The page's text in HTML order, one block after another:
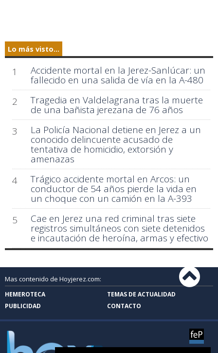
Lo más visto...
1 Accidente mortal en la Jerez-Sanlúcar: un
fallecido en una salida de vía en la A-480
2
Tragedia en Valdelagrana tras la muerte
de una bañista jerezana de 76 años
3
La Policía Nacional detiene en Jerez a un
conocido delincuente acusado de
tentativa de homicidio, extorsión y
amenazas
4
Trágico accidente mortal en Arcos: un
conductor de 54 años pierde la vida en
un choque con un camión en la A-393
5
Cae en Jerez una red criminal tras siete
registros simultáneos con siete detenidos
e incautación de heroína, armas y efectivo
Mas contenido de Hoyjerez.com:
HEMEROTECA
TEMAS DE ACTUALIDAD
PUBLICIDAD
CONTACTO